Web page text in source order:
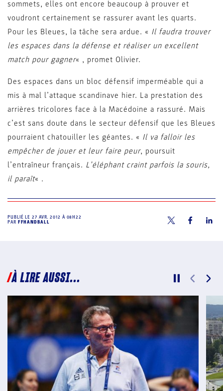
sommets, elles ont encore beaucoup à prouver et
voudront certainement se rassurer avant les quarts.
Pour les Bleues, la tâche sera ardue. « Il faudra trouver
les espaces dans la défense et réaliser un excellent
match pour gagner« , promet Olivier.
Des espaces dans un bloc défensif imperméable qui a
mis à mal l’attaque scandinave hier. La prestation des
arrières tricolores face à la Macédoine a rassuré. Mais
c’est sans doute dans le secteur défensif que les Bleues
pourraient chatouiller les géantes. « Il va falloir les
empêcher de jouer et leur faire peur, poursuit
l’entraîneur français. L’éléphant craint parfois la souris,
il paraît« .
PUBLIÉ LE27 AVR. 2012 À 08H22
PAR FFHANDBALL
À LIRE AUSSI...